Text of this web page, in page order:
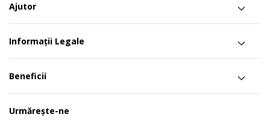
Ajutor
Informații Legale
Beneficii
Urmărește-ne